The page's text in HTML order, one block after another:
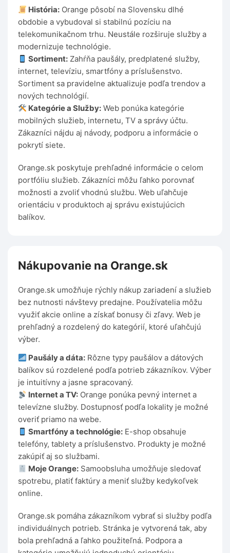
História: Orange pôsobí na Slovensku dlhé
obdobie a vybudoval si stabilnú pozíciu na
telekomunikačnom trhu. Neustále rozširuje služby a
modernizuje technológie.
Sortiment: Zahŕňa paušály, predplatené služby,
internet, televíziu, smartfóny a príslušenstvo.
Sortiment sa pravidelne aktualizuje podľa trendov a
nových technológií.
Kategórie a Služby: Web ponúka kategórie
mobilných služieb, internetu, TV a správy účtu.
Zákazníci nájdu aj návody, podporu a informácie o
pokrytí siete.
Orange.sk poskytuje prehľadné informácie o celom
portfóliu služieb. Zákazníci môžu ľahko porovnať
možnosti a zvoliť vhodnú službu. Web uľahčuje
orientáciu v produktoch aj správu existujúcich
balíkov.
Nákupovanie na Orange.sk
Orange.sk umožňuje rýchly nákup zariadení a služieb
bez nutnosti návštevy predajne. Používatelia môžu
využiť akcie online a získať bonusy či zľavy. Web je
prehľadný a rozdelený do kategórií, ktoré uľahčujú
výber.
Paušály a dáta: Rôzne typy paušálov a dátových
balíkov sú rozdelené podľa potrieb zákazníkov. Výber
je intuitívny a jasne spracovaný.
Internet a TV: Orange ponúka pevný internet a
televízne služby. Dostupnosť podľa lokality je možné
overiť priamo na webe.
Smartfóny a technológie: E-shop obsahuje
telefóny, tablety a príslušenstvo. Produkty je možné
zakúpiť aj so službami.
Moje Orange: Samoobsluha umožňuje sledovať
spotrebu, platiť faktúry a meniť služby kedykoľvek
online.
Orange.sk pomáha zákazníkom vybrať si služby podľa
individuálnych potrieb. Stránka je vytvorená tak, aby
bola prehľadná a ľahko použiteľná. Podpora a